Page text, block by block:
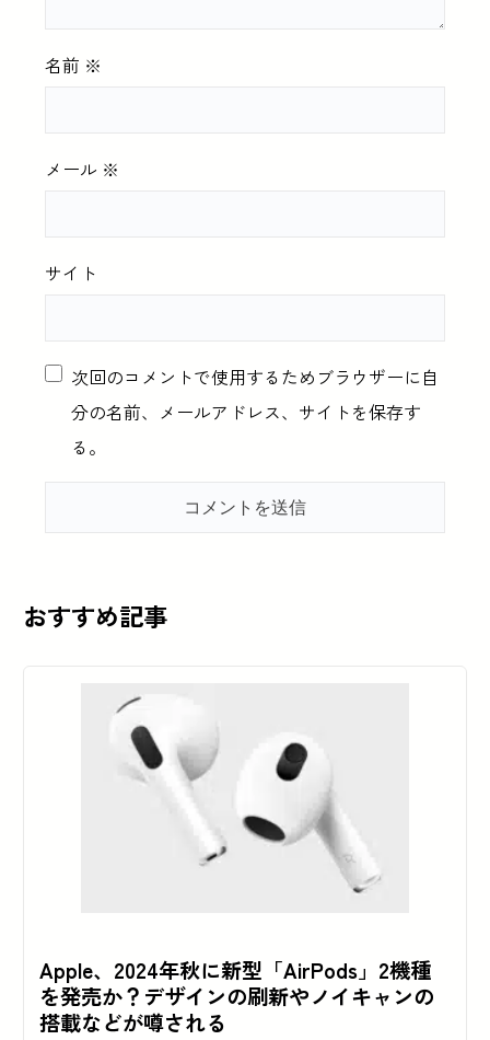
名前 ※
メール ※
サイト
次回のコメントで使用するためブラウザーに自
分の名前、メールアドレス、サイトを保存す
る。
おすすめ記事
Apple、2024年秋に新型「AirPods」2機種
を発売か？デザインの刷新やノイキャンの
搭載などが噂される